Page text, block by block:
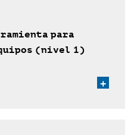
para
(nivel 1)
+